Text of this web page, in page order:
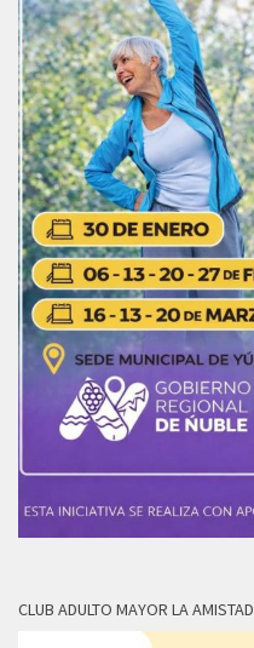
CLUB ADULTO MAYOR LA AMISTAD